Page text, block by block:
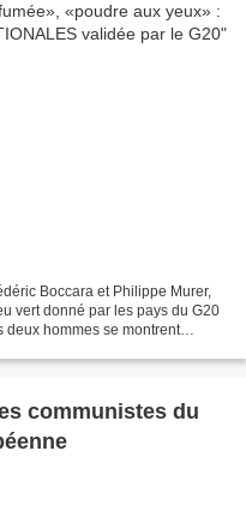
Boccara et Philippe Murer,
vert donné par les pays du G20
hommes se montrent
communistes du